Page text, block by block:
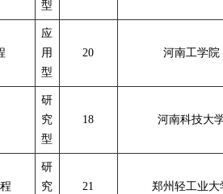
型
应
用
型
20 河南工学院
研
究
型
18 河南科技大
研
究
21 郑州轻工业大